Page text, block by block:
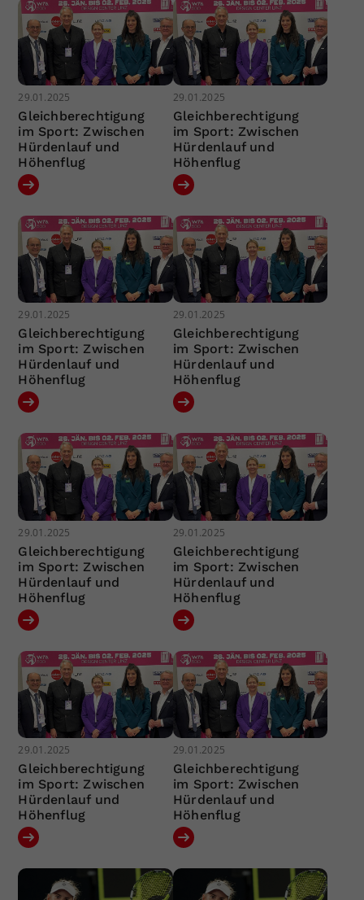
29.01.2025
Gleichberechtigung
im Sport: Zwischen
Hürdenlauf und
Höhenflug
29.01.2025
Gleichberechtigung
im Sport: Zwischen
Hürdenlauf und
Höhenflug
29.01.2025
Gleichberechtigung
im Sport: Zwischen
Hürdenlauf und
Höhenflug
29.01.2025
Gleichberechtigung
im Sport: Zwischen
Hürdenlauf und
Höhenflug
29.01.2025
Gleichberechtigung
im Sport: Zwischen
Hürdenlauf und
Höhenflug
29.01.2025
Gleichberechtigung
im Sport: Zwischen
Hürdenlauf und
Höhenflug
29.01.2025
Gleichberechtigung
im Sport: Zwischen
Hürdenlauf und
Höhenflug
29.01.2025
Gleichberechtigung
im Sport: Zwischen
Hürdenlauf und
Höhenflug